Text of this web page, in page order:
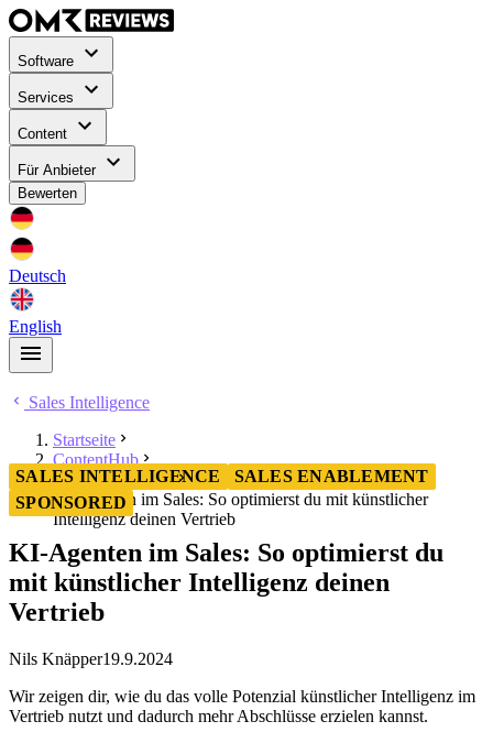
Software
Services
Content
Für Anbieter
Bewerten
Deutsch
English
Sales Intelligence
Startseite
ContentHub
Sales Intelligence
KI-Agenten im Sales: So optimierst du mit künstlicher
Intelligenz deinen Vertrieb
SALES INTELLIGENCE
SALES ENABLEMENT
SPONSORED
KI-Agenten im Sales: So optimierst du
mit künstlicher Intelligenz deinen
Vertrieb
Nils Knäpper19.9.2024
Wir zeigen dir, wie du das volle Potenzial künstlicher Intelligenz im
Vertrieb nutzt und dadurch mehr Abschlüsse erzielen kannst.